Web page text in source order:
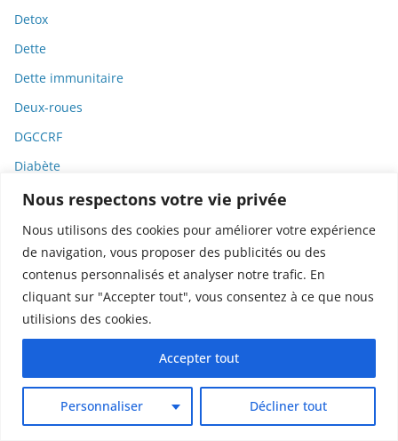
Nous respectons votre vie privée
Nous utilisons des cookies pour améliorer votre expérience
de navigation, vous proposer des publicités ou des
contenus personnalisés et analyser notre trafic. En
cliquant sur "Accepter tout", vous consentez à ce que nous
utilisions des cookies.
Personnaliser Décliner tout
Accepter tout
Detox
Dette
Dette immunitaire
Deux-roues
DGCCRF
Diabète
Diagnostic
Didier Raoult
Diététique
Diffamation
Dignité
Diplomatie
Doctolib